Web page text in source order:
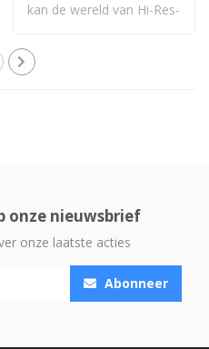
kan de wereld van Hi-Res-
onze nieuwsbrief
onze laatste acties
Abonneer